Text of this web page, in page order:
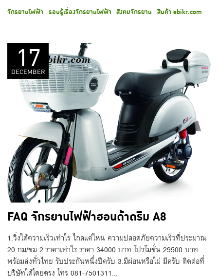
จักรยานไฟฟ้า รอบรู้เรื่องจักรยานไฟฟ้า สังคมจักรยาน สินค้า ebikr.com
17
DECEMBER
FAQ จักรยานไฟฟ้าฮอนด้าดรีม A8
1.วิ่งได้ความเร็วเท่าไร ไกลแค่ไหน ความปลอดภัยความเร็วที่ประมาณ
20 กม/ชม 2.ราคาเท่าไร ราคา 34000 บาท โปรโมชั่น 29500 บาท
พร้อมส่งทั่วไทย รับประกันหนึ่งปีครับ 3.มีผ่อนหรือไม่ มีครับ ติดต่อที่
บริษัทได้โดยตรง โทร 081-7501311...